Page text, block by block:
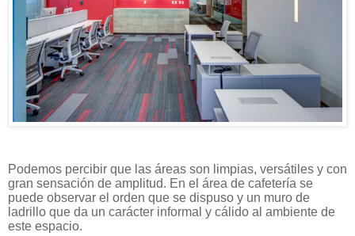
Podemos percibir que las áreas son limpias, versátiles y con
gran sensación de amplitud. En el área de cafetería se
puede observar el orden que se dispuso y un muro de
ladrillo que da un carácter informal y cálido al ambiente de
este espacio.